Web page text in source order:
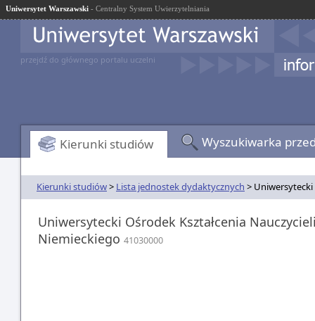
Uniwersytet Warszawski - Centralny System Uwierzytelniania
przejdź do głównego portalu uczelni
Kierunki studiów Wyszukiwarka
Kierunki studiów> Lista jednostek dydaktycznych > Uniwersytecki
Uniwersytecki Ośrodek Kształcenia
Niemieckiego 41030000